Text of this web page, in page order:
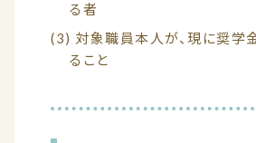
る者
(3) 対象職員本人が、現に奨学
ること